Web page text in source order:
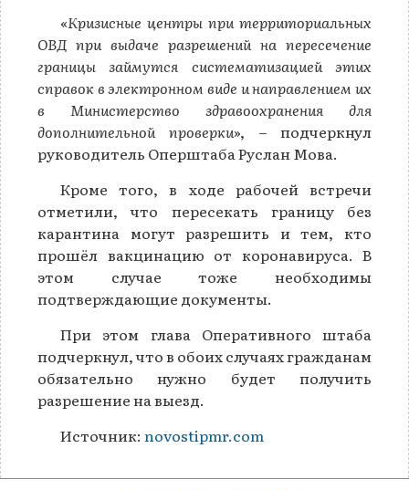
«Кризисные центры при территориальных
ОВД при выдаче разрешений на пересечение
границы займутся систематизацией этих
справок в электронном виде и направлением их
в Министерство здравоохранения для
дополнительной проверки», – подчеркнул
руководитель Оперштаба Руслан Мова.
Кроме того, в ходе рабочей встречи
отметили, что пересекать границу без
карантина могут разрешить и тем, кто
прошёл вакцинацию от коронавируса. В
этом случае тоже необходимы
подтверждающие документы.
При этом глава Оперативного штаба
подчеркнул, что в обоих случаях гражданам
обязательно нужно будет получить
разрешение на выезд.
Источник: novostipmr.com